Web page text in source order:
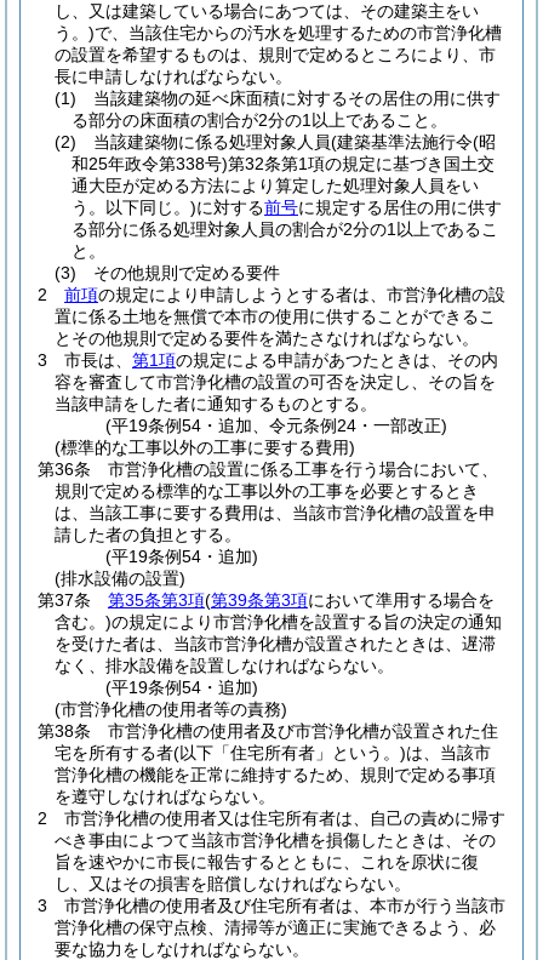
し、又は建築している場合にあつては、その建築主をい
う。)で、当該住宅からの汚水を処理するための市営浄化槽
の設置を希望するものは、規則で定めるところにより、市
長に申請しなければならない。
(1)
当該建築物の延べ床面積に対するその居住の用に供す
る部分の床面積の割合が2分の1以上であること。
(2)
当該建築物に係る処理対象人員(建築基準法施行令(昭
和25年政令第338号)第32条第1項の規定に基づき国土交
通大臣が定める方法により算定した処理対象人員をい
う。以下同じ。)に対する前号に規定する居住の用に供す
る部分に係る処理対象人員の割合が2分の1以上であるこ
と。
(3)
その他規則で定める要件
2
前項の規定により申請しようとする者は、市営浄化槽の設
置に係る土地を無償で本市の使用に供することができるこ
とその他規則で定める要件を満たさなければならない。
3
市長は、 第1項の規定による申請があつたときは、その内
容を審査して市営浄化槽の設置の可否を決定し、その旨を
当該申請をした者に通知するものとする。
(平19条例54・追加、令元条例24・一部改正)
(標準的な工事以外の工事に要する費用)
第36条
市営浄化槽の設置に係る工事を行う場合において、
規則で定める標準的な工事以外の工事を必要とするとき
は、当該工事に要する費用は、当該市営浄化槽の設置を申
請した者の負担とする。
(平19条例54・追加)
(排水設備の設置)
第37条
第35条第3項(第39条第3項において準用する場合を
含む。)の規定により市営浄化槽を設置する旨の決定の通知
を受けた者は、当該市営浄化槽が設置されたときは、遅滞
なく、排水設備を設置しなければならない。
(平19条例54・追加)
(市営浄化槽の使用者等の責務)
第38条
市営浄化槽の使用者及び市営浄化槽が設置された住
宅を所有する者(以下「住宅所有者」という。)は、当該市
営浄化槽の機能を正常に維持するため、規則で定める事項
を遵守しなければならない。
2
市営浄化槽の使用者又は住宅所有者は、自己の責めに帰す
べき事由によつて当該市営浄化槽を損傷したときは、その
旨を速やかに市長に報告するとともに、これを原状に復
し、又はその損害を賠償しなければならない。
3
市営浄化槽の使用者及び住宅所有者は、本市が行う当該市
営浄化槽の保守点検、清掃等が適正に実施できるよう、必
要な協力をしなければならない。